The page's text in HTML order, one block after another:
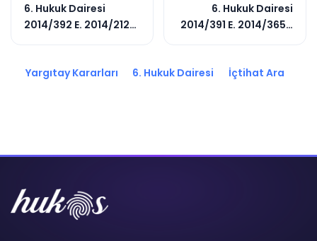
6. Hukuk Dairesi
2014/392 E. 2014/2124
6. Hukuk Dairesi
2014/391 E. 2014/3654
Yargıtay Kararları 6. Hukuk Dairesi İçtihat Ara